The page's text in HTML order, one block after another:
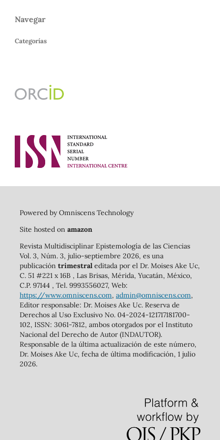
Navegar
Categorías
Powered by Omniscens Technology
Site hosted on amazon
Revista Multidisciplinar Epistemología de las Ciencias
Vol. 3, Núm. 3, julio-septiembre 2026, es una
publicación trimestraleditada por el Dr. Moises Ake Uc,
C. 51 #221 x 16B , Las Brisas, Mérida, Yucatán, México,
C.P. 97144 , Tel. 9993556027, Web:
https://www.omniscens.com, admin@omniscens.com,
Editor responsable: Dr. Moises Ake Uc. Reserva de
Derechos al Uso Exclusivo No. 04-2024-121717181700-
102, ISSN: 3061-7812, ambos otorgados por el Instituto
Nacional del Derecho de Autor (INDAUTOR).
Responsable de la última actualización de este número,
Dr. Moises Ake Uc, fecha de última modificación, 1 julio
2026.